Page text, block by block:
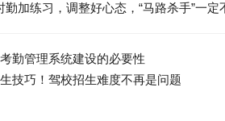
加练习，调整好心态，“马路杀手”一
勤管理系统建设的必要性
技巧！驾校招生难度不再是问题